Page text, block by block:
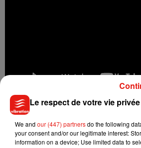
Tandis que Shawn Mendes s'apprête à
documentaire sur son parcours qui
le 23 novembre prochain, sa
sera quant à elle dévoilée dès ce
Le respect de votre vie
We and our (447) partnersdo the following
your consent and/or our legitimate interest:
information on a device; Use limited data to